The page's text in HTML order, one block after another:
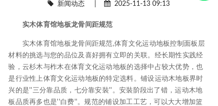
新闻动态 2025-11-13 09:13
实木体育馆地板龙骨间距规范
实木体育馆地板龙骨间距规范,体育文化运动地板控制面板层
材料的挑选与您的品位及喜好拥有立即的关联。经长期性实践经
验，云杉木与柞木在体育文化运动地板的选择中占较大优势，也
是行业性上体育文化运动地板的特定选料。铺设运动木地板界时
兴的是''三分靠品质，七分靠安裝''。安裝阶段出了错，运动木地
板品质再多也是''白费''。规范的铺设加工工艺，可以大大增加篮